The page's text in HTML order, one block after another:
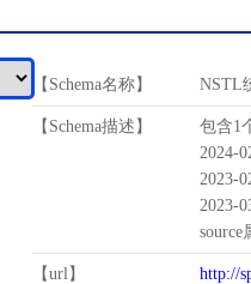
【Schema名称】 NSTL
【Schema描述】
包含1
2024-
2023-
2023-
source
【url】 http://